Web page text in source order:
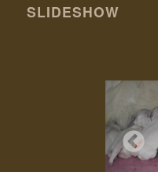
SLIDESHOW